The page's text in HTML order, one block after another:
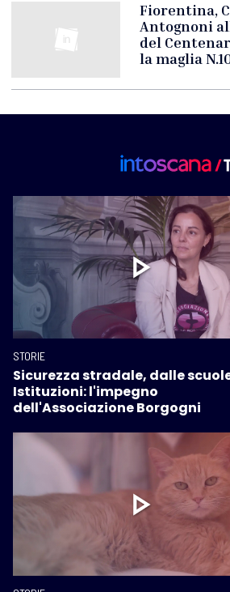
Fiorentina,
Antognoni
del
la maglia
STORIE
Sicurezza stradale, dalle
Istituzioni: l'impegno
dell'Associazione Borgogni